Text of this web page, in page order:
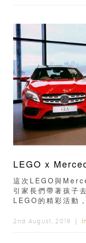
LEGO x
這次LEGO與
引家長們帶著孩子
LEGO的精彩活動
2nd August, 2019 ｜